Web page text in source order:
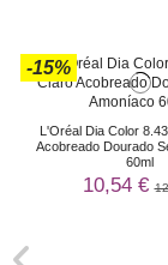
-15%
L'Oréal Dia Color
Acobreado Dourado
60ml
10,54 €